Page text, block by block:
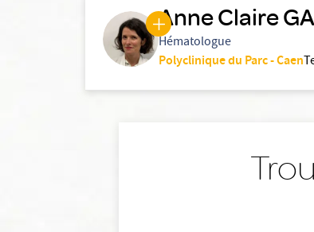
Anne Claire
Hématologue
Polyclinique du Parc - Caen